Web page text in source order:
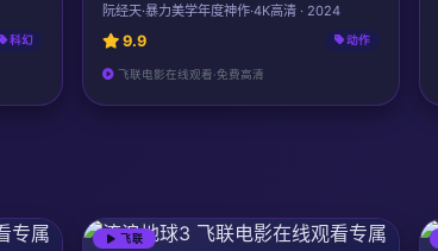
科幻
阮经天·暴力美学年度神作·4K高清 · 2024
9.9 动作
飞联电影在线观看·免费高清
飞联